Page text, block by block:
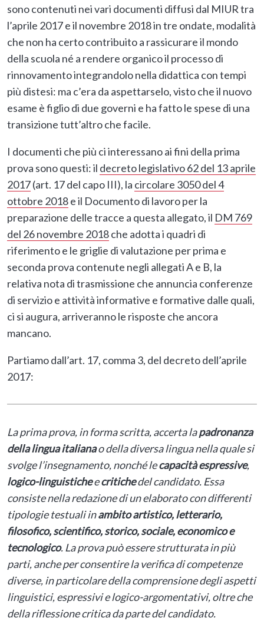
sono contenuti nei vari documenti diffusi dal MIUR tra
l’aprile 2017 e il novembre 2018 in tre ondate, modalità
che non ha certo contribuito a rassicurare il mondo
della scuola né a rendere organico il processo di
rinnovamento integrandolo nella didattica con tempi
più distesi: ma c’era da aspettarselo, visto che il nuovo
esame è figlio di due governi e ha fatto le spese di una
transizione tutt’altro che facile.
I documenti che più ci interessano ai fini della prima
prova sono questi: il decreto legislativo 62 del 13 aprile
2017(art. 17 del capo III), la circolare 3050 del 4
ottobre 2018e il Documento di lavoro per la
preparazione delle tracce a questa allegato, il DM 769
del 26 novembre 2018che adotta i quadri di
riferimento e le griglie di valutazione per prima e
seconda prova contenute negli allegati A e B, la
relativa nota di trasmissione che annuncia conferenze
di servizio e attività informative e formative dalle quali,
ci si augura, arriveranno le risposte che ancora
mancano.
Partiamo dall’art. 17, comma 3, del decreto dell’aprile
2017:
La prima prova, in forma scritta, accerta lapadronanza
della lingua italianao della diversa lingua nella quale si
svolge l’insegnamento, nonché lecapacità espressive,
logico-linguisticheecritichedel candidato. Essa
consiste nella redazione di un elaborato con differenti
tipologie testuali inambito artistico, letterario,
filosofico, scientifico, storico, sociale, economico e
tecnologico. La prova può essere strutturata in più
parti, anche per consentire la verifica di competenze
diverse, in particolare della comprensione degli aspetti
linguistici, espressivi e logico-argomentativi, oltre che
della riflessione critica da parte del candidato.